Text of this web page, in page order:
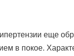
еще
в покое.